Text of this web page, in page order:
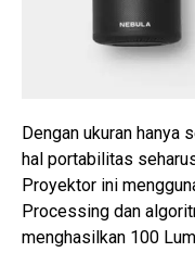
Dengan ukuran hanya
hal portabilitas
Proyektor ini
Processing dan
menghasilkan 100